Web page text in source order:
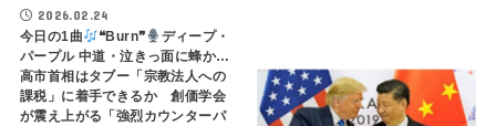
2026.02.24
今日の1曲 ❝Burn❞
ディープ・
パープル 中道・泣きっ面に蜂か…
高市首相はタブー「宗教法人への
課税」に着手できるか 創価学会
が震え上がる「強烈カウンターパ